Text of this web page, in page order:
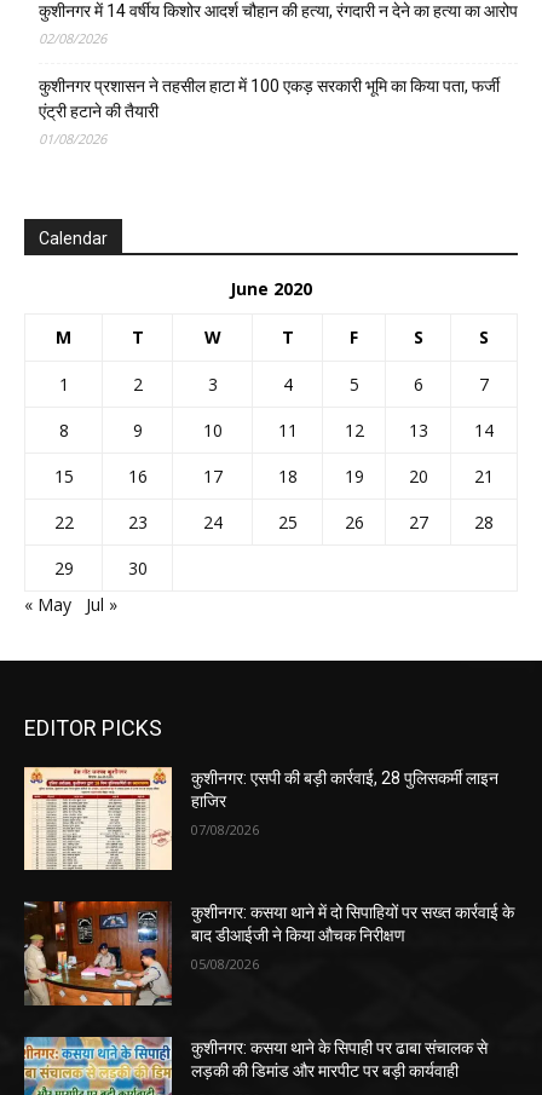
कुशीनगर में 14 वर्षीय किशोर आदर्श चौहान की हत्या, रंगदारी न देने का हत्या का आरोप
02/08/2026
कुशीनगर प्रशासन ने तहसील हाटा में 100 एकड़ सरकारी भूमि का किया पता, फर्जी
एंट्री हटाने की तैयारी
01/08/2026
Calendar
June 2020
M T W T F S S
1 2 3 4 5 6
7
8
9 10 11 12 13
14
15
16 17 18 19 20
21
22
23 24 25 26 27
28
29
30
« May
Jul »
EDITOR PICKS
कुशीनगर: एसपी की बड़ी कार्रवाई, 28 पुलिसकर्मी लाइन
हाजिर
07/08/2026
कुशीनगर: कसया थाने में दो सिपाहियों पर सख्त कार्रवाई के
बाद डीआईजी ने किया औचक निरीक्षण
05/08/2026
कुशीनगर: कसया थाने के सिपाही पर ढाबा संचालक से
लड़की की डिमांड और मारपीट पर बड़ी कार्यवाही